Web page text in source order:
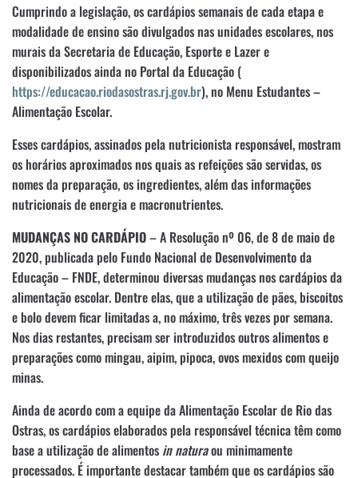
Cumprindo a legislação, os cardápios semanais de cada etapa e
modalidade de ensino são divulgados nas unidades escolares, nos
murais da Secretaria de Educação, Esporte e Lazer e
disponibilizados ainda no Portal da Educação (
https://educacao.riodasostras.rj.gov.br), no Menu Estudantes –
Alimentação Escolar.
Esses cardápios, assinados pela nutricionista responsável, mostram
os horários aproximados nos quais as refeições são servidas, os
nomes da preparação, os ingredientes, além das informações
nutricionais de energia e macronutrientes.
MUDANÇAS NO CARDÁPIO– A Resolução nº 06, de 8 de maio de
2020, publicada pelo Fundo Nacional de Desenvolvimento da
Educação – FNDE, determinou diversas mudanças nos cardápios da
alimentação escolar. Dentre elas, que a utilização de pães, biscoitos
e bolo devem ficar limitadas a, no máximo, três vezes por semana.
Nos dias restantes, precisam ser introduzidos outros alimentos e
preparações como mingau, aipim, pipoca, ovos mexidos com queijo
minas.
Ainda de acordo com a equipe da Alimentação Escolar de Rio das
Ostras, os cardápios elaborados pela responsável técnica têm como
base a utilização de alimentos in naturaou minimamente
processados. É importante destacar também que os cardápios são